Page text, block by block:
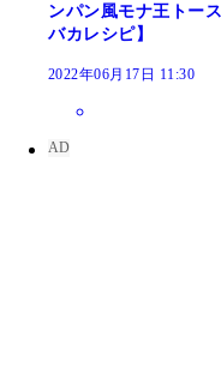
ンパン風モナ王トー
バカレシピ】
2022年06月17日 11:30